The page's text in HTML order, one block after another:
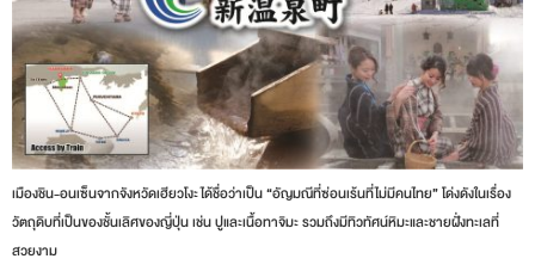
เมืองชิน-อนเซ็นจากจังหวัดเฮียวโงะ ได้ชื่อว่าเป็น “อัญมณีที่ซ่อนเร้นที่ไม่มีคนไทย” โด่งดังในเรื่อง
วัตถุดิบที่เป็นของชั้นเลิศของญี่ปุ่น เช่น ปูและเนื้อทาจิมะ รวมถึงมีทิวทัศน์หิมะและชายฝั่งทะเลที่
สวยงาม